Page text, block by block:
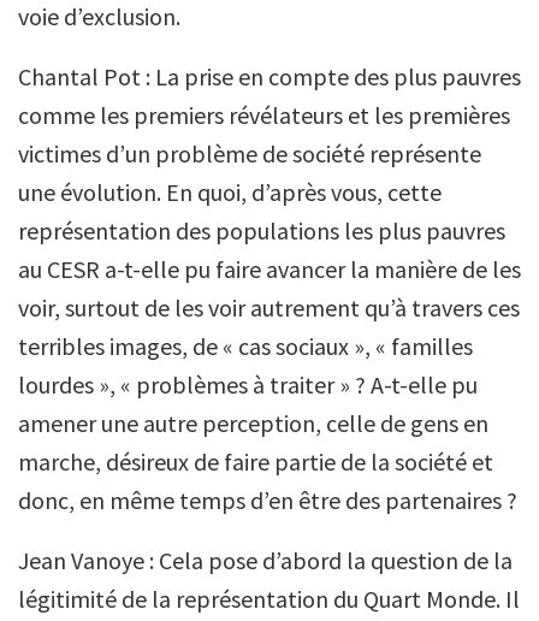
voie d’exclusion.
Chantal Pot : La prise en compte des plus pauvres
comme les premiers révélateurs et les premières
victimes d’un problème de société représente
une évolution. En quoi, d’après vous, cette
représentation des populations les plus pauvres
au CESR a-t-elle pu faire avancer la manière de les
voir, surtout de les voir autrement qu’à travers ces
terribles images, de « cas sociaux », « familles
lourdes », « problèmes à traiter » ? A-t-elle pu
amener une autre perception, celle de gens en
marche, désireux de faire partie de la société et
donc, en même temps d’en être des partenaires ?
Jean Vanoye : Cela pose d’abord la question de la
légitimité de la représentation du Quart Monde. Il